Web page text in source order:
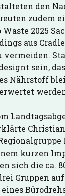
den
zudem
2025
aus
sein,
Nährstoff
kurzen
sich die ca.
Gruppen